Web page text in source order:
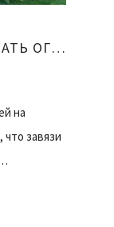
КАК ПРАВИЛЬНО ВЫРАЩИВАТЬ ОГУРЦЫ
на
завязи